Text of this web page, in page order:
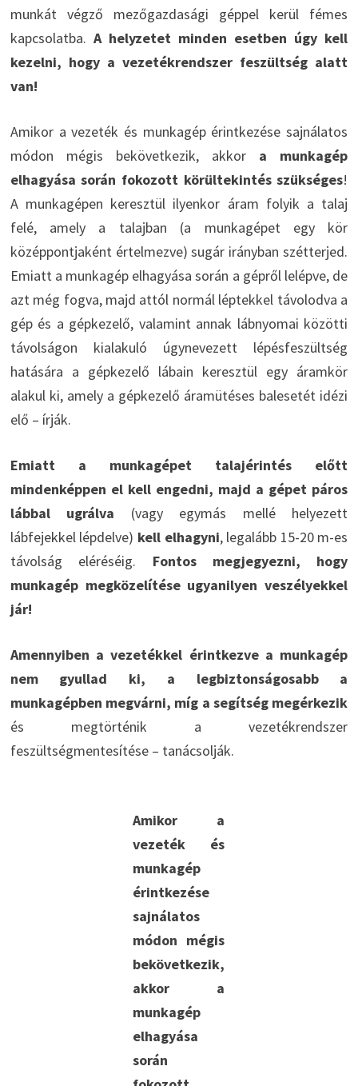
munkát végző mezőgazdasági géppel kerül fémes
kapcsolatba. A helyzetet minden esetben úgy kell
kezelni, hogy a vezetékrendszer feszültség alatt
van!
Amikor a vezeték és munkagép érintkezése sajnálatos
módon mégis bekövetkezik, akkor a munkagép
elhagyása során fokozott körültekintés szükséges!
A munkagépen keresztül ilyenkor áram folyik a talaj
felé, amely a talajban (a munkagépet egy kör
középpontjaként értelmezve) sugár irányban szétterjed.
Emiatt a munkagép elhagyása során a gépről lelépve, de
azt még fogva, majd attól normál léptekkel távolodva a
gép és a gépkezelő, valamint annak lábnyomai közötti
távolságon kialakuló úgynevezett lépésfeszültség
hatására a gépkezelő lábain keresztül egy áramkör
alakul ki, amely a gépkezelő áramütéses balesetét idézi
elő – írják.
Emiatt a munkagépet talajérintés előtt
mindenképpen el kell engedni, majd a gépet páros
lábbal ugrálva (vagy egymás mellé helyezett
lábfejekkel lépdelve) kell elhagyni, legalább 15-20 m-es
távolság eléréséig. Fontos megjegyezni, hogy
munkagép megközelítése ugyanilyen veszélyekkel
jár!
Amennyiben a vezetékkel érintkezve a munkagép
nem gyullad ki, a legbiztonságosabb a
munkagépben megvárni, míg a segítség megérkezik
és megtörténik a vezetékrendszer
feszültségmentesítése – tanácsolják.
Amikor a
vezeték és
munkagép
érintkezése
sajnálatos
módon mégis
bekövetkezik,
akkor a
munkagép
elhagyása
során